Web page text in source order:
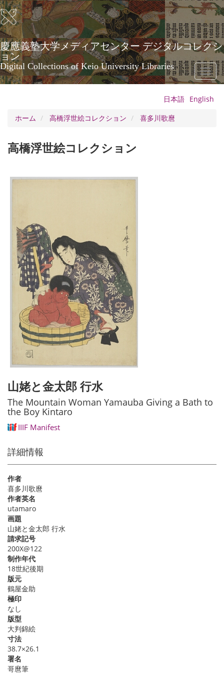
メ
イ
ン
コ
ン
テ
ン
ツ
に
慶應義塾大学メディアセンター デジタルコレクシ
ョン
Digital Collections of Keio University Libraries
Toggle
日本語 English
ホーム
高橋浮世絵コレクション 喜多川歌麿
高橋浮世絵コレクション
山姥と金太郎 行水
The Mountain Woman Yamauba Giving a Bath to
the Boy Kintaro
IIIF Manifest
詳細情報
作者
喜多川歌麿
作者英名
utamaro
画題
山姥と金太郎 行水
請求記号
200X@122
制作年代
18世紀後期
版元
鶴屋金助
極印
なし
版型
大判錦絵
寸法
38.7×26.1
署名
哥麿筆